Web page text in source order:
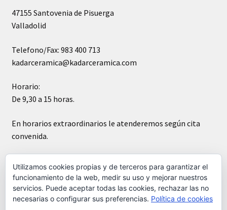
47155 Santovenia de Pisuerga
Valladolid
Telefono/Fax: 983 400 713
kadarceramica@kadarceramica.com
Horario:
De 9,30 a 15 horas.
En horarios extraordinarios le atenderemos según cita
convenida.
Utilizamos cookies propias y de terceros para garantizar el
funcionamiento de la web, medir su uso y mejorar nuestros
servicios. Puede aceptar todas las cookies, rechazar las no
necesarias o configurar sus preferencias. Política de cookies